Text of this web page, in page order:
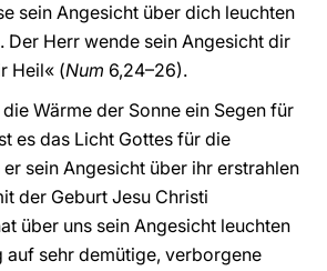
sein Angesicht über dich leuchten
Der Herr wende sein Angesicht dir
Heil« (Num 6,24–26).
Wärme der Sonne ein Segen für
es das Licht Gottes für die
sein Angesicht über ihr erstrahlen
der Geburt Jesu Christi
über uns sein Angesicht leuchten
auf sehr demütige, verborgene